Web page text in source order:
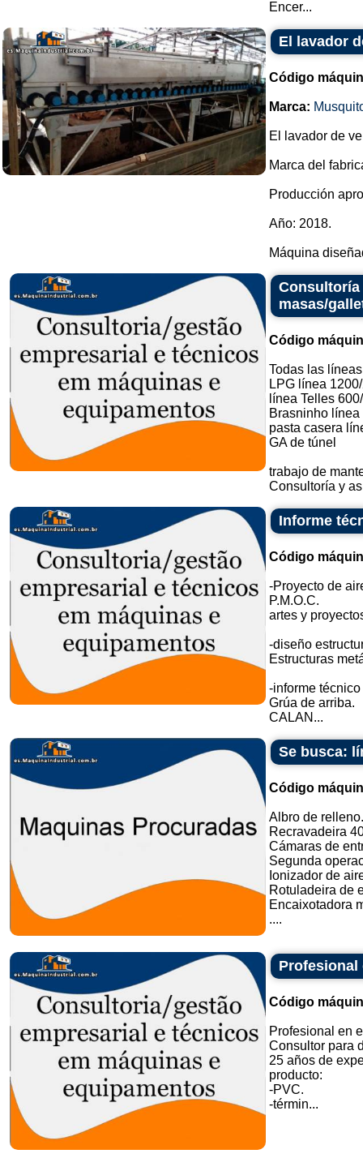
Encer...
El lavador
Código
Marca:
El lavador de
Marca del
Producción
Año: 2018.
Máquina
Consultoría
masas/
Código
Todas las
LPG línea
línea Telles
Brasninho
pasta casera
GA de túnel
trabajo de
Consultoría y
Informe
Código
-Proyecto de
P.M.O.C.
artes y
-diseño
Estructuras
-informe
Grúa de arriba.
CALAN...
Se busca:
Código
Albro de relleno.
Recravadeira
Cámaras de
Segunda
Ionizador de
Rotuladeira de
Encaixotadora
....
Profesional
Código
Profesional en
Consultor para
25 años de
producto:
-PVC.
-términ...